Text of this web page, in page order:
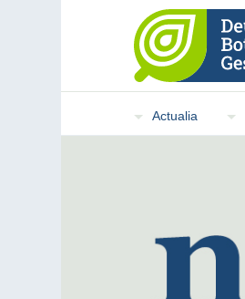
Actualia